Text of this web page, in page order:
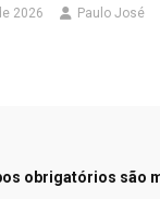
2026 Paulo José
obrigatórios são